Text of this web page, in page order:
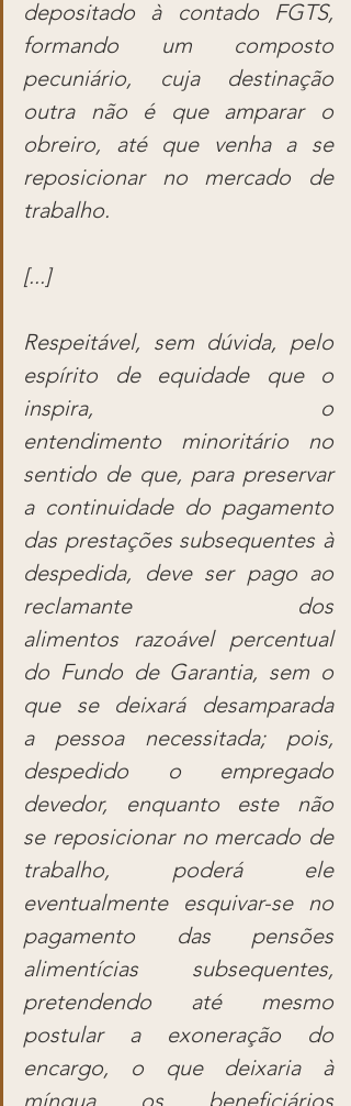
depositado à contado FGTS,
formando um composto
pecuniário, cuja destinação
outra não é que amparar o
obreiro, até que venha a se
reposicionar no mercado de
trabalho.
[...]
Respeitável, sem dúvida, pelo
espírito de equidade que o
inspira, o
entendimento minoritário no
sentido de que, para preservar
a continuidade do pagamento
das prestações subsequentes à
despedida, deve ser pago ao
reclamante dos
alimentos razoável percentual
do Fundo de Garantia, sem o
que se deixará desamparada
a pessoa necessitada; pois,
despedido o empregado
devedor, enquanto este não
se reposicionar no mercado de
trabalho, poderá ele
eventualmente esquivar-se no
pagamento das pensões
alimentícias subsequentes,
pretendendo até mesmo
postular a exoneração do
encargo, o que deixaria à
míngua os beneficiários